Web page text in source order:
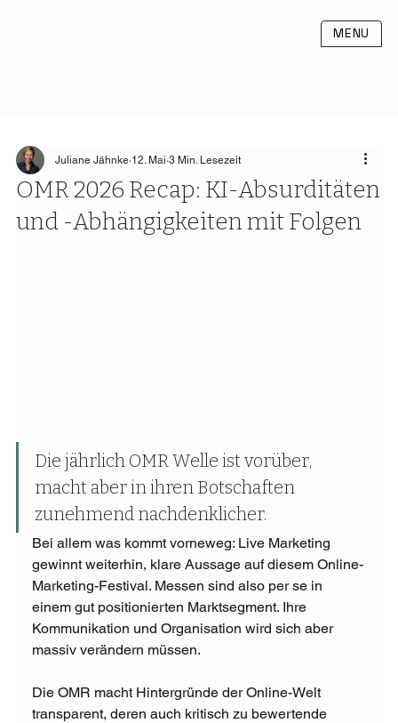
MENU
OMR 2026 Recap: KI-Absurditäten
und -Abhängigkeiten mit Folgen
Juliane Jähnke 12. Mai 3 Min. Lesezeit
Die jährlich OMR Welle ist vorüber,
macht aber in ihren Botschaften
zunehmend nachdenklicher.
Bei allem was kommt vorneweg: Live Marketing
gewinnt weiterhin, klare Aussage auf diesem Online-
Marketing-Festival. Messen sind also per se in
einem gut positionierten Marktsegment. Ihre
Kommunikation und Organisation wird sich aber
massiv verändern müssen.
Die OMR macht Hintergründe der Online-Welt
transparent, deren auch kritisch zu bewertende